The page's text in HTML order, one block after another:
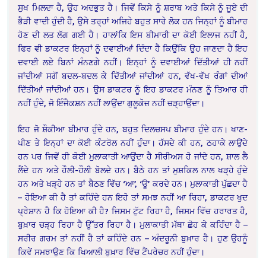
ਸੁਖ ਮਿਲਦਾ ਹੈ, ਉਹ ਅਦਭੁਤ ਹੈ। ਜਿਵੇਂ ਕਿਸੇ ਨੂੰ ਸ਼ਰਾਬ ਅਤੇ ਕਿਸੇ ਨੂੰ ਜੂਏ ਦੀ
ਭੈੜੀ ਵਾਦੀ ਹੁੰਦੀ ਹੈ, ਉਸੇ ਤਰ੍ਹਾਂ ਅਜਿਹੇ ਬਹੁਤ ਸਾਰੇ ਲੋਕ ਹਨ ਜਿਨ੍ਹਾਂ ਨੂੰ ਬੀਮਾਰ
ਹੋਣ ਦੀ ਲਤ ਲੱਗ ਗਈ ਹੈ। ਹਾਲਾਂਕਿ ਇਸ ਬੀਮਾਰੀ ਦਾ ਕੋਈ ਇਲਾਜ ਨਹੀਂ ਹੈ,
ਫਿਰ ਵੀ ਡਾਕਟਰ ਇਨ੍ਹਾਂ ਨੂੰ ਦਵਾਈਆਂ ਦਿੰਦਾ ਹੈ ਕਿਉਂਕਿ ਉਹ ਜਾਣਦਾ ਹੈ ਇਹ
ਦਵਾਈ ਲਏ ਬਿਨਾਂ ਮੰਨਣਗੇ ਨਹੀਂ। ਇਨ੍ਹਾਂ ਨੂੰ ਦਵਾਈਆਂ ਦਿੱਤੀਆਂ ਹੀ ਨਹੀਂ
ਜਾਂਦੀਆਂ ਸਗੋਂ ਬਦਲ-ਬਦਲ ਕੇ ਦਿੱਤੀਆਂ ਜਾਂਦੀਆਂ ਹਨ, ਵੱਖ-ਵੱਖ ਰੰਗਾਂ ਦੀਆਂ
ਦਿੱਤੀਆਂ ਜਾਂਦੀਆਂ ਹਨ। ਉਸ ਡਾਕਟਰ ਨੂੰ ਇਹ ਡਾਕਟਰ ਮੰਨਣ ਨੂੰ ਤਿਆਰ ਹੀ
ਨਹੀਂ ਹੁੰਦੇ, ਜੋ ਇੰਜੈਕਸ਼ਨ ਨਹੀਂ ਲਾਉਂਦਾ ਗੁਲੂਕੋਜ਼ ਨਹੀਂ ਚੜ੍ਹਾਉਂਦਾ।
ਇਹ ਜੋ ਸ਼ੌਕੀਆ ਬੀਮਾਰ ਹੁੰਦੇ ਹਨ, ਬਹੁਤ ਦਿਲਚਸਪ ਬੀਮਾਰ ਹੁੰਦੇ ਹਨ। ਖਾਣ-
ਪੀਣ ਤੇ ਇਨ੍ਹਾਂ ਦਾ ਕੋਈ ਕੰਟਰੋਲ ਨਹੀਂ ਹੁੰਦਾ। ਹੱਸਦੇ ਕੀ ਹਨ, ਠਹਾਕੇ ਲਾਉਂਦੇ
ਹਨ ਪਰ ਜਿਵੇਂ ਹੀ ਕੋਈ ਮੁਲਾਕਾਤੀ ਆਉਂਦਾ ਹੈ ਸੀਰੀਅਸ ਹੋ ਜਾਂਦੇ ਹਨ, ਸ਼ਾਲ ਲੈ
ਲੈਂਦੇ ਹਨ ਅਤੇ ਹੌਲੀ-ਹੌਲੀ ਬੋਲਦੇ ਹਨ। ਬੈਠੇ ਹਨ ਤਾਂ ਮੁਸ਼ਕਿਲ ਨਾਲ ਖੜ੍ਹੇ ਹੁੰਦੇ
ਹਨ ਅਤੇ ਖੜ੍ਹੇ ਹਨ ਤਾਂ ਬੈਠਣ ਵਿੱਚ ‘ਆ’, ‘ਊ’ ਕਰਦੇ ਹਨ। ਮੁਲਾਕਾਤੀ ਪੁੱਛਦਾ ਹੈ
– ਹੋਇਆ ਕੀ ਹੈ ਤਾਂ ਕਹਿੰਦੇ ਹਨ ਇਹੋ ਤਾਂ ਸਮਝ ਨਹੀਂ ਆ ਰਿਹਾ, ਡਾਕਟਰ ਖੁਦ
ਪ੍ਰੇਸ਼ਾਨ ਹੈ ਕਿ ਹੋਇਆ ਕੀ ਹੈ? ਜਿਸਮ ਟੁੱਟ ਰਿਹਾ ਹੈ, ਜਿਸਮ ਵਿੱਚ ਹਰਾਰਤ ਹੈ,
ਬੁਖ਼ਾਰ ਚੜ੍ਹ ਰਿਹਾ ਹੈ ਉੱਤਰ ਰਿਹਾ ਹੈ। ਮੁਲਾਕਾਤੀ ਮੱਥਾ ਛੋਹ ਕੇ ਕਹਿੰਦਾ ਹੈ –
ਸਰੀਰ ਗਰਮ ਤਾਂ ਨਹੀਂ ਹੈ ਤਾਂ ਕਹਿੰਦੇ ਹਨ – ਅੰਦਰੂਨੀ ਬੁਖ਼ਾਰ ਹੈ। ਹੁਣ ਉਹਨੂੰ
ਕਿਵੇਂ ਸਮਝਾਉਣ ਕਿ ਖਿਆਲੀ ਬੁਖ਼ਾਰ ਵਿੱਚ ਟੈਂਪਰੇਚਰ ਨਹੀਂ ਹੁੰਦਾ।